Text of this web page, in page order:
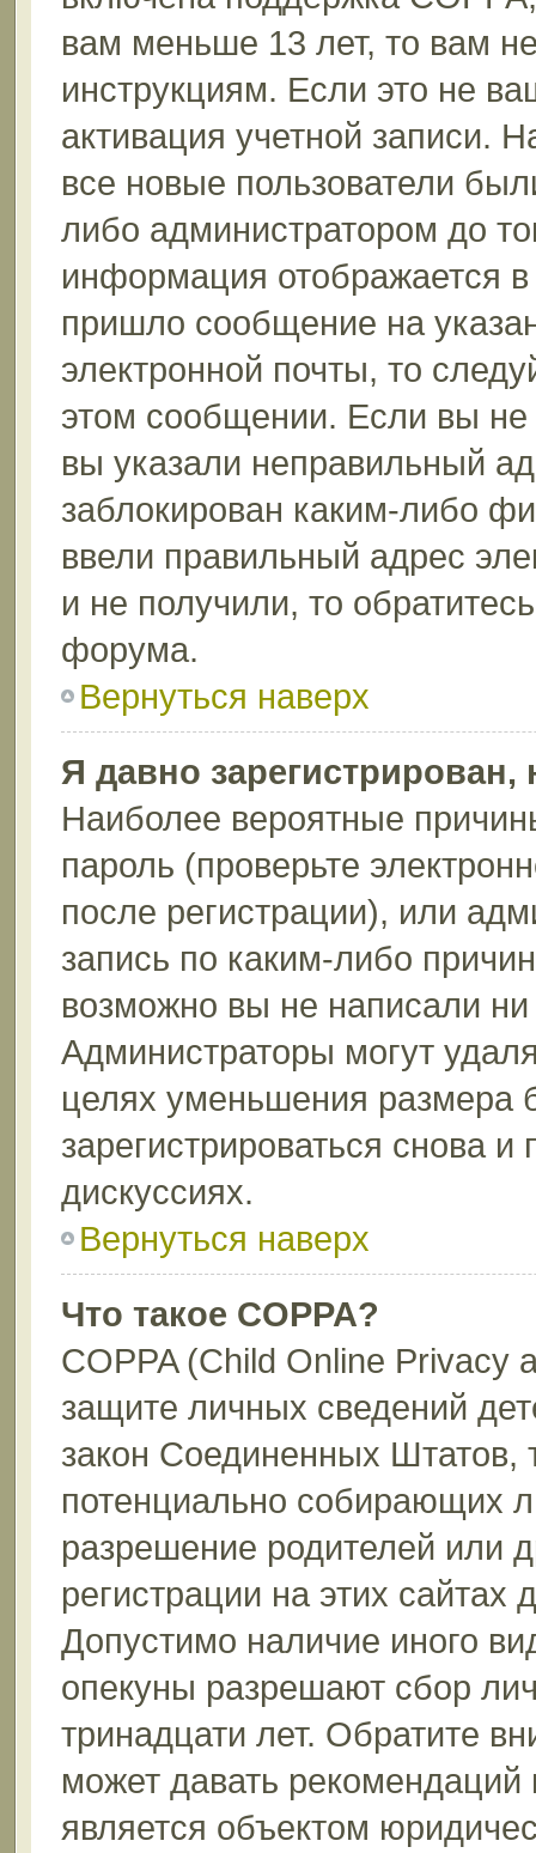
вам меньше 13 лет, то вам
инструкциям. Если это не
активация учетной записи.
все новые пользователи
либо администратором до
информация отображается
пришло сообщение на
электронной почты, то
этом сообщении. Если вы
вы указали неправильный
заблокирован каким-либо
ввели правильный адрес
и не получили, то
форума.
Вернуться наверх
Я давно
Наиболее вероятные
пароль (проверьте
после регистрации), или
запись по каким-либо
возможно вы не написали
Администраторы могут
целях уменьшения размера
зарегистрироваться снова и
дискуссиях.
Вернуться наверх
Что такое COPPA?
COPPA (Child Online Privacy
защите личных сведений
закон Соединенных Штатов,
потенциально собирающих
разрешение родителей или
регистрации на этих
Допустимо наличие иного
опекуны разрешают сбор
тринадцати лет. Обратите
может давать
является объектом